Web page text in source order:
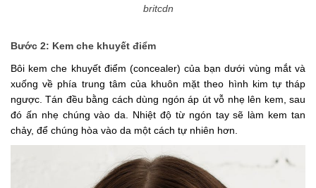
britcdn
Bước 2: Kem che khuyết điểm
Bôi kem che khuyết điểm (concealer) của bạn dưới vùng mắt và
xuống về phía trung tâm của khuôn mặt theo hình kim tự tháp
ngược. Tán đều bằng cách dùng ngón áp út vỗ nhẹ lên kem, sau
đó ấn nhẹ chúng vào da. Nhiệt độ từ ngón tay sẽ làm kem tan
chảy, để chúng hòa vào da một cách tự nhiên hơn.